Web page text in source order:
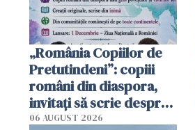
„România Copiilor de
Pretutindeni”: copiii
români din diaspora,
invitați să scrie despre
România într-un volum
06 AUGUST 2026